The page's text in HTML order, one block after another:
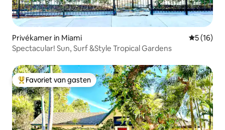
Privékamer in Miami
5 (16)
Spectacular! Sun, Surf &Style Tropical Gardens
Topfavoriet van gasten
Favoriet van gasten